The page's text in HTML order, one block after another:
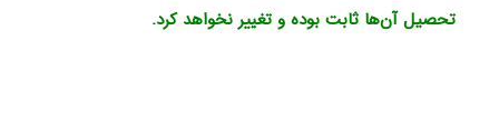
تحصیل آن‌ها ثابت بوده و تغییر نخواهد کرد.